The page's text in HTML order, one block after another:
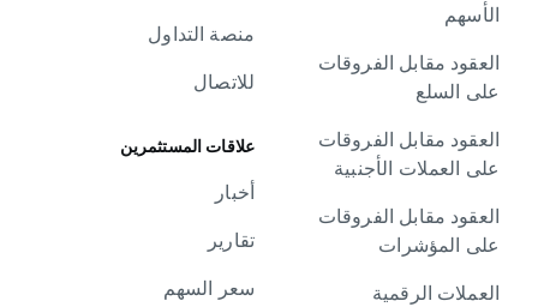
الأسهم
العقود مقابل الفروقات
على السلع
العقود مقابل الفروقات
على العملات الأجنبية
العقود مقابل الفروقات
على المؤشرات
العملات الرقمية
منصة التداول
للاتصال
علاقات المستثمرين
أخبار
تقارير
سعر السهم